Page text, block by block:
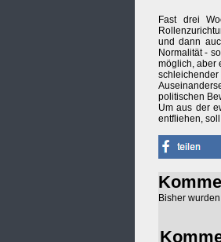
Fast drei
und dann
Normalität -
möglich, aber
politischen
Um aus der
entfliehen,
Bisher